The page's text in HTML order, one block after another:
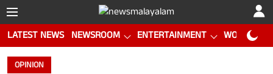
LATEST NEWS NEWSROOM ENTERTAINMENT WORLD CUP
OPINION